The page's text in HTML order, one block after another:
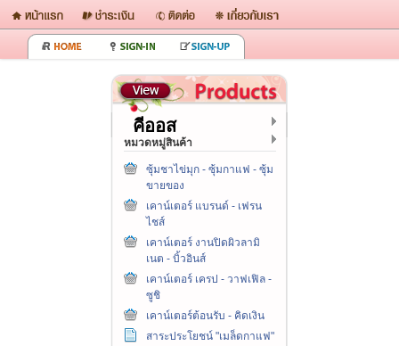
คีออส
หมวดหมู่สินค้า
ซุ้มชาไข่มุก - ซุ้มกาแฟ - ซุ้ม
ขายของ
เคาน์เตอร์ แบรนด์ - เฟรน
ไชส์
เคาน์เตอร์ งานปิดผิวลามิ
เนต - บิ้วอินส์
เคาน์เตอร์ เครป - วาฟเฟิล -
ซูชิ
เคาน์เตอร์ต้อนรับ - คิดเงิน
สาระประโยชน์ "เมล็ดกาแฟ"